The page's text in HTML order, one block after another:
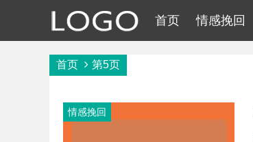
首页 情感挽回
首页 第5页
情感挽回